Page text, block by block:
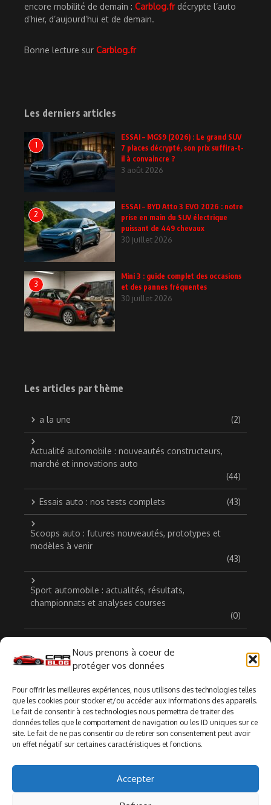
Nous prenons à coeur de
protéger vos données
Pour offrir les meilleures expériences, nous utilisons des technologies telles
que les cookies pour stocker et/ou accéder aux informations des appareils.
Le fait de consentir à ces technologies nous permettra de traiter des
données telles que le comportement de navigation ou les ID uniques sur ce
site. Le fait de ne pas consentir ou de retirer son consentement peut avoir
un effet négatif sur certaines caractéristiques et fonctions.
Accepter
encore mobilité de demain : Carblog.frdécrypte l’auto
d’hier, d’aujourd’hui et de demain.
Bonne lecture sur Carblog.fr
Les derniers articles
1
ESSAI – MGS9 (2026) : Le grand SUV
7 places décrypté, son prix suffira-t-
il à convaincre ?
3 août 2026
2
ESSAI – BYD Atto 3 EVO 2026 : notre
prise en main du SUV électrique
puissant de 449 chevaux
30 juillet 2026
3
Mini 3 : guide complet des occasions
et des pannes fréquentes
30 juillet 2026
Les articles par thème
a la une (2)
Actualité automobile : nouveautés constructeurs,
marché et innovations auto
(44)
Essais auto : nos tests complets (43)
Scoops auto : futures nouveautés, prototypes et
modèles à venir
(43)
Sport automobile : actualités, résultats,
championnats et analyses courses
(0)
Voitures hybrides et électriques : actualités, essais et
guide d’achat complet
(23)
percevoir une rémunération grâce à la création de liens vers
Amazon.fr.